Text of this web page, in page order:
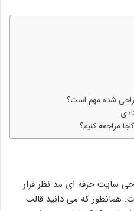
شده مهم است؟
مراجعه کنیم؟
سایت حرفه ای مد نظر قرار
همانطور که می دانید قالب